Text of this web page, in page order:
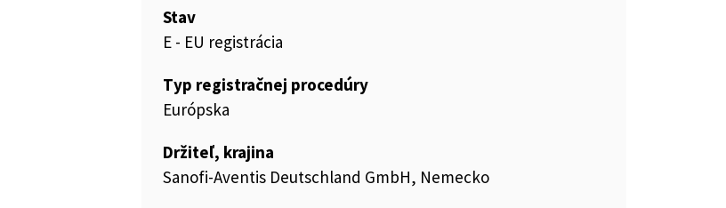
Stav
E - EU registrácia
Typ registračnej procedúry
Európska
Držiteľ, krajina
Sanofi-Aventis Deutschland GmbH, Nemecko